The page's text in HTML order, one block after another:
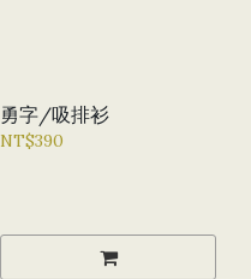
勇字/吸排衫
NT$390